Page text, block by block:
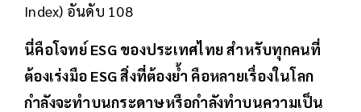
Index) อันดับ 108
นี่คือโจทย์ ESG ของประเทศไทย สำหรับทุกคนที่
ต้องเร่งมือ ESG สิ่งที่ต้องย้ำ คือหลายเรื่องในโลก
กำลังจะทำบนกระดาษหรือกำลังทำบนความเป็น